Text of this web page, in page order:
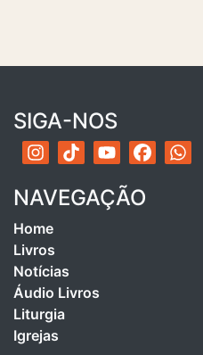
SIGA-NOS
NAVEGAÇÃO
Home
Livros
Notícias
Áudio Livros
Liturgia
Igrejas